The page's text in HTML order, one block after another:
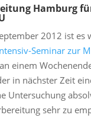
Hamburg
2012 ist es
Seminar zur
einem
in nächster Zeit
Untersuchung
sehr zu